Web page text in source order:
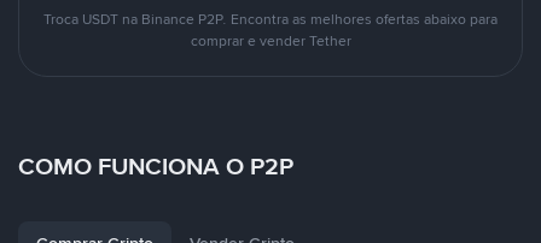
Troca USDT na Binance P2P. Encontra as melhores ofertas abaixo para
comprar e vender Tether
COMO FUNCIONA O P2P